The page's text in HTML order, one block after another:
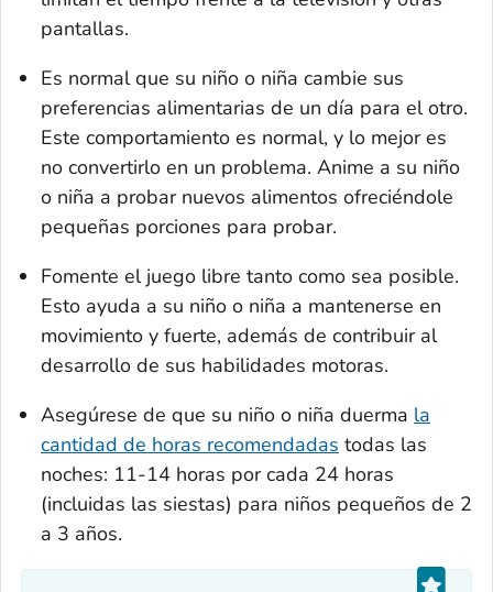
pantallas.
Es normal que su niño o niña cambie sus
preferencias alimentarias de un día para el otro.
Este comportamiento es normal, y lo mejor es
no convertirlo en un problema. Anime a su niño
o niña a probar nuevos alimentos ofreciéndole
pequeñas porciones para probar.
Fomente el juego libre tanto como sea posible.
Esto ayuda a su niño o niña a mantenerse en
movimiento y fuerte, además de contribuir al
desarrollo de sus habilidades motoras.
Asegúrese de que su niño o niña duerma la
cantidad de horas recomendadas todas las
noches: 11-14 horas por cada 24 horas
(incluidas las siestas) para niños pequeños de 2
a 3 años.